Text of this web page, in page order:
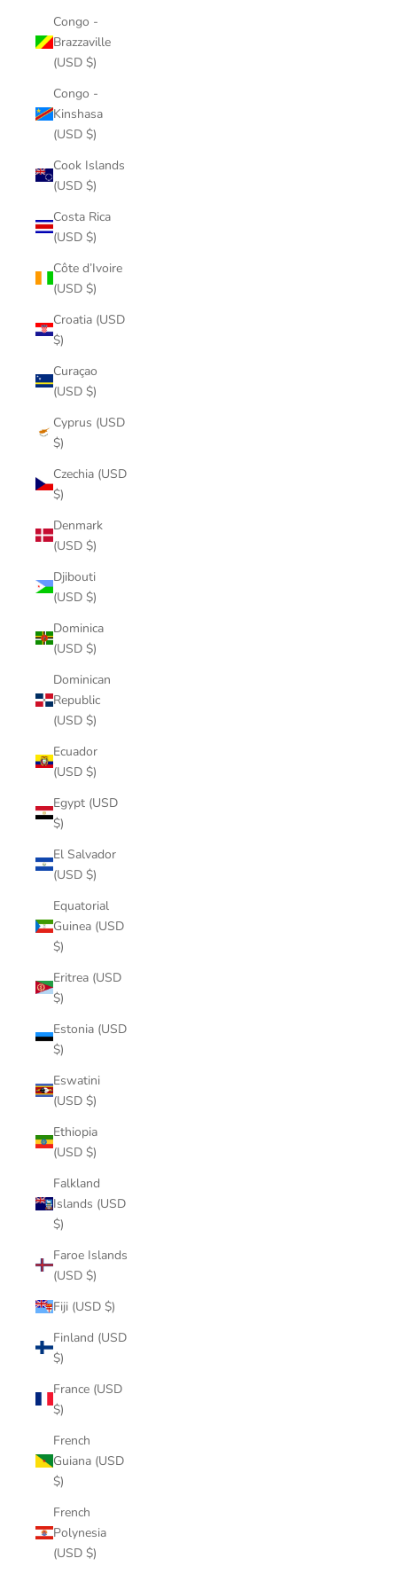
Congo -
Brazzaville
(USD $)
Congo -
Kinshasa
(USD $)
Cook Islands
(USD $)
Costa Rica
(USD $)
Côte d’Ivoire
(USD $)
Croatia (USD
$)
Curaçao
(USD $)
Cyprus (USD
$)
Czechia (USD
$)
Denmark
(USD $)
Djibouti
(USD $)
Dominica
(USD $)
Dominican
Republic
(USD $)
Ecuador
(USD $)
Egypt (USD
$)
El Salvador
(USD $)
Equatorial
Guinea (USD
$)
Eritrea (USD
$)
Estonia (USD
$)
Eswatini
(USD $)
Ethiopia
(USD $)
Falkland
Islands (USD
$)
Faroe Islands
(USD $)
Fiji (USD $)
Finland (USD
$)
France (USD
$)
French
Guiana (USD
$)
French
Polynesia
(USD $)